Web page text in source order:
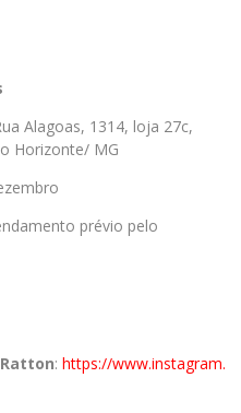
Alagoas, 1314, loja 27c,
Horizonte/ MG
prévio pelo
: https://www.instagram.